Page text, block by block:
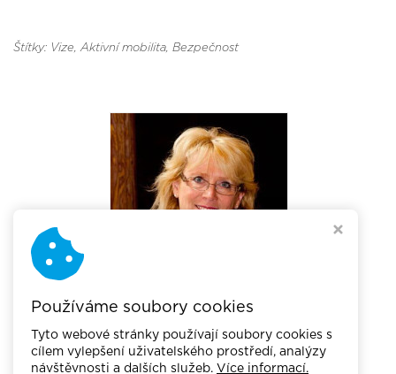
Štítky: Vize, Aktivní mobilita, Bezpečnost
Používáme soubory cookies
Tyto webové stránky používají soubory cookies s
cílem vylepšení uživatelského prostředí, analýzy
návštěvnosti a dalších služeb. Více informací.